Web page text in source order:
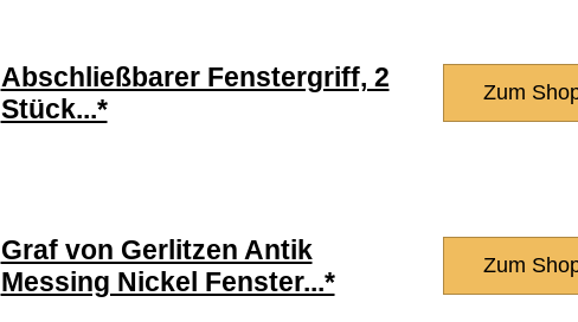
Abschließbarer Fenstergriff, 2
Stück...*
Zum
Graf von Gerlitzen Antik
Messing Nickel Fenster...*
Zum